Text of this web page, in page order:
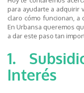
para ayudarte a adquirir
claro cómo funcionan,
En Urbansa queremos
a dar este paso tan
1.
Interés